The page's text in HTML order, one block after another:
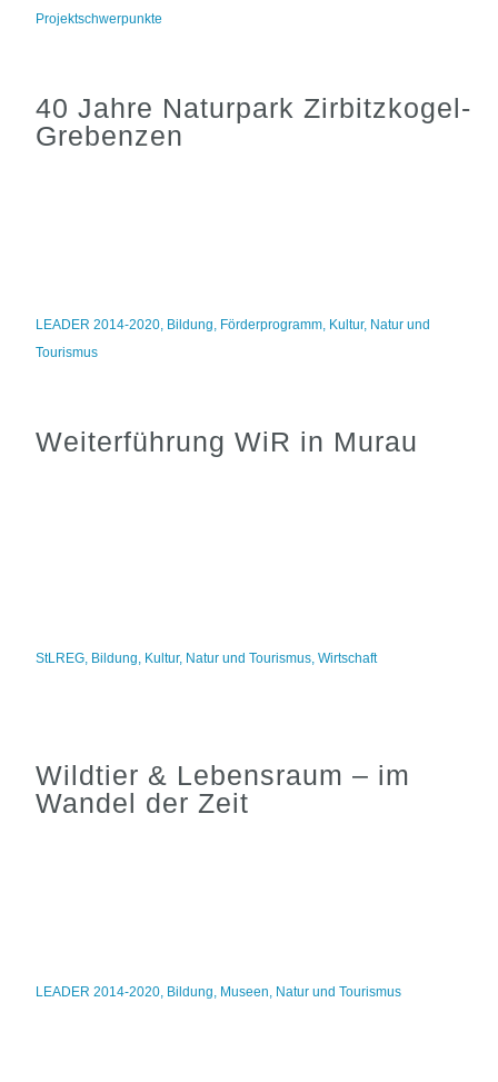
Projektschwerpunkte
40 Jahre Naturpark Zirbitzkogel-
Grebenzen
LEADER 2014-2020, Bildung, Förderprogramm, Kultur, Natur und
Tourismus
Weiterführung WiR in Murau
StLREG, Bildung, Kultur, Natur und Tourismus,Wirtschaft
Wildtier & Lebensraum – im
Wandel der Zeit
LEADER 2014-2020, Bildung, Museen, Natur und Tourismus